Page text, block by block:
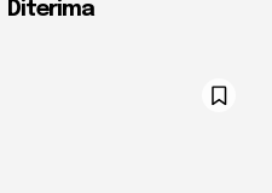
Diterima